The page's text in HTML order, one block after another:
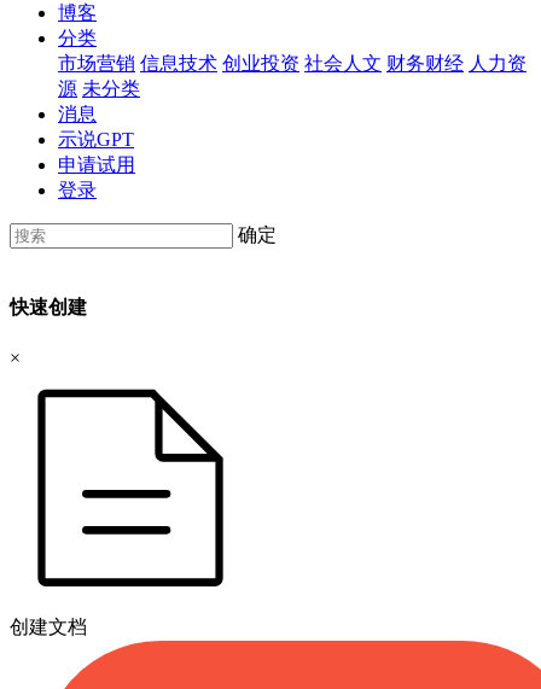
博客
分类
市场营销 信息技术 创业投资 社会人文 财务财经 人力资
源 未分类
消息
示说GPT
申请试用
登录
确定
快速创建
×
创建文档